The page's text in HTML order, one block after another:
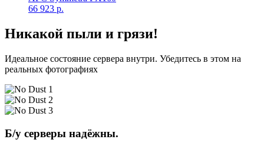
66 923 р.
Никакой пыли и грязи!
Идеальное состояние сервера внутри. Убедитесь в этом на
реальных фотографиях
Б/у серверы надёжны.